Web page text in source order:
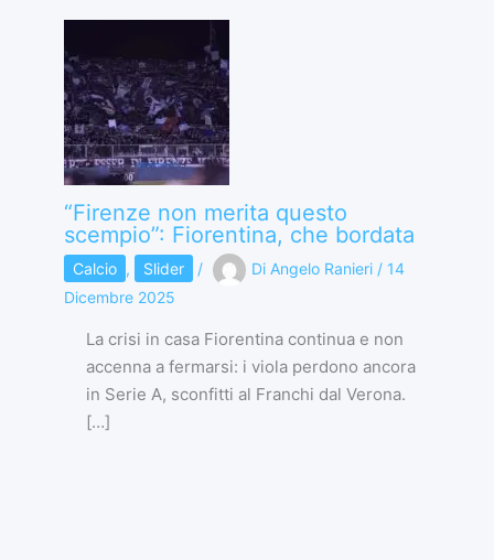
“Firenze non merita questo
scempio”: Fiorentina, che bordata
Calcio , Slider / Di Angelo Ranieri / 14
Dicembre 2025
La crisi in casa Fiorentina continua e non
accenna a fermarsi: i viola perdono ancora
in Serie A, sconfitti al Franchi dal Verona.
[…]